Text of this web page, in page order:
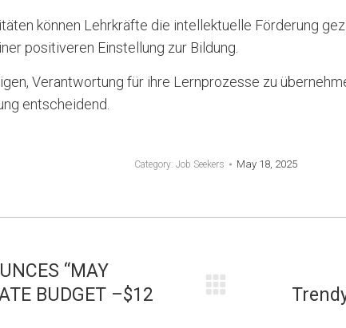
können Lehrkräfte die intellektuelle Förderung
positiveren Einstellung zur Bildung.
Verantwortung für ihre Lernprozesse zu
entscheidend.
Category: Job Seekers May 18, 2025
“MAY
BUDGET –$12